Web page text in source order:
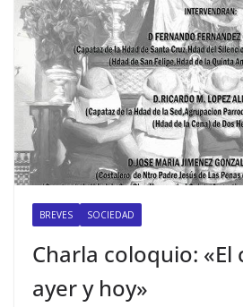
BREVES SOCIEDAD
Charla coloquio:
ayer y hoy»